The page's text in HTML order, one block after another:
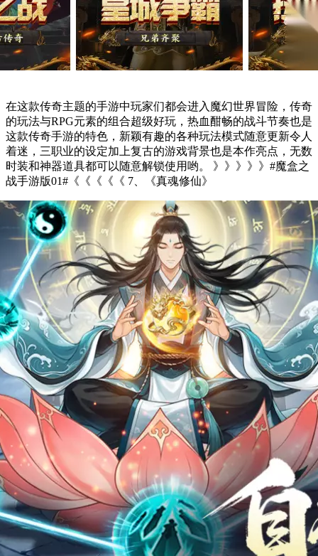
在这款传奇主题的手游中玩家们都会进入魔幻世界冒险，传奇
的玩法与RPG元素的组合超级好玩，热血酣畅的战斗节奏也是
这款传奇手游的特色，新颖有趣的各种玩法模式随意更新令人
着迷，三职业的设定加上复古的游戏背景也是本作亮点，无数
时装和神器道具都可以随意解锁使用哟。 》》》》》#魔盒之
战手游版01#《《《《《 7、《真魂修仙》